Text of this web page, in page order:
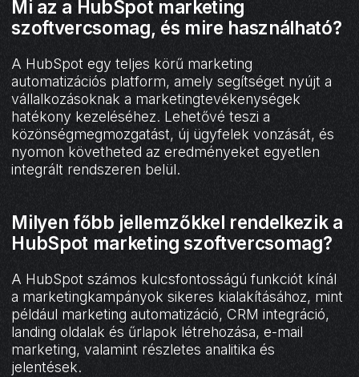
Mi az a HubSpot marketing
szoftvercsomag, és mire használható?
A HubSpot egy teljes körű marketing
automatizációs platform, amely segítséget nyújt a
vállalkozásoknak a marketingtevékenységek
hatékony kezeléséhez. Lehetővé teszi a
közönségmegmozgatást, új ügyfelek vonzását, és
nyomon követheted az eredményeket egyetlen
integrált rendszeren belül.
Milyen főbb jellemzőkkel rendelkezik a
HubSpot marketing szoftvercsomag?
A HubSpot számos kulcsfontosságú funkciót kínál
a marketingkampányok sikeres kialakításához, mint
például marketing automatizáció, CRM integráció,
landing oldalak és űrlapok létrehozása, e-mail
marketing, valamint részletes analitika és
jelentések.